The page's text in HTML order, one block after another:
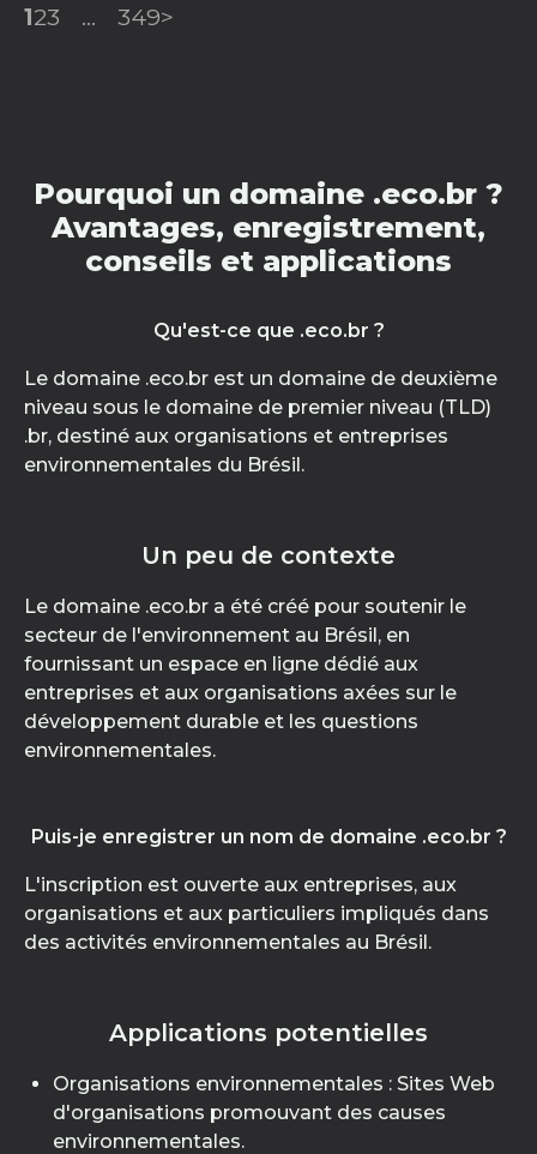
123 ... 349>
Pourquoi un domaine .eco.br ?
Avantages, enregistrement,
conseils et applications
Qu'est-ce que .eco.br ?
Le domaine .eco.br est un domaine de deuxième
niveau sous le domaine de premier niveau (TLD)
.br, destiné aux organisations et entreprises
environnementales du Brésil.
Un peu de contexte
Le domaine .eco.br a été créé pour soutenir le
secteur de l'environnement au Brésil, en
fournissant un espace en ligne dédié aux
entreprises et aux organisations axées sur le
développement durable et les questions
environnementales.
Puis-je enregistrer un nom de domaine .eco.br ?
L'inscription est ouverte aux entreprises, aux
organisations et aux particuliers impliqués dans
des activités environnementales au Brésil.
Applications potentielles
Organisations environnementales : Sites Web
d'organisations promouvant des causes
environnementales.